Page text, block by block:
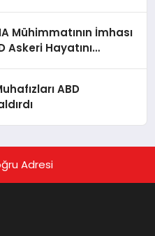
Mühimmatının İmhası
Askeri Hayatını
ABD
Adresi